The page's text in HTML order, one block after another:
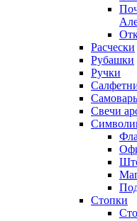
Расчески
Рубашки
Ручки
Свечи
Стопки